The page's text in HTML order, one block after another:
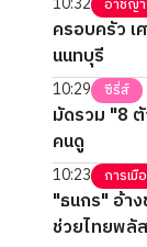
อาชญ
ครอบครัว เศร้า รับศพ รองผอ.รร.
นนทบุรี
10:29 ซีรี่ส์
มัดรวม "8
คนดู
10:23 การเมื
"ธนกร" อ้า
ช่วยไทยพลั